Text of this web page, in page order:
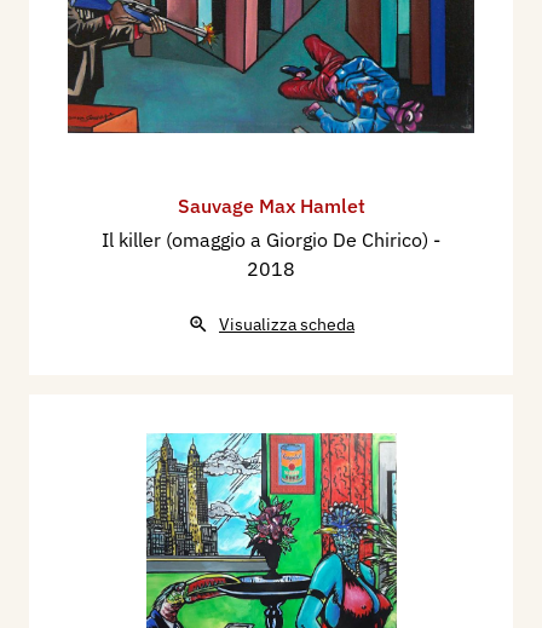
Sauvage Max Hamlet
Il killer (omaggio a Giorgio De Chirico) -
2018
Visualizza scheda